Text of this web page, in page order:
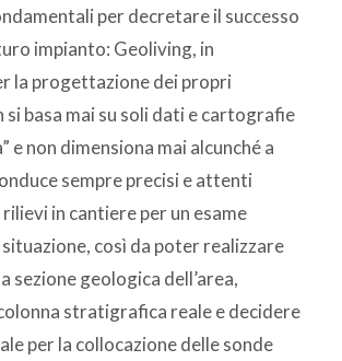
per decretare il successo
impianto: Geoliving, in
la progettazione dei propri
basa mai su soli dati e cartografie
e non dimensiona mai alcunché a
sempre precisi e attenti
in cantiere per un esame
così da poter realizzare
sezione geologica dell’area,
stratigrafica reale e decidere
per la collocazione delle sonde